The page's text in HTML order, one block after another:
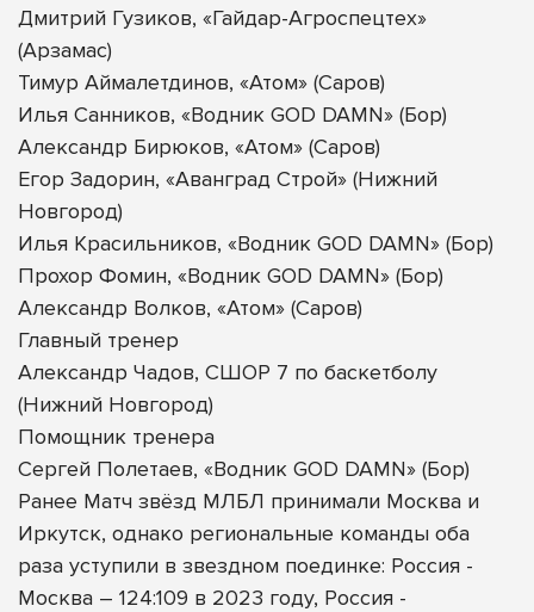
Дмитрий Гузиков, «Гайдар-Агроспецтех»
(Арзамас)
Тимур Аймалетдинов, «Атом» (Саров)
Илья Санников, «Водник GOD DAMN» (Бор)
Александр Бирюков, «Атом» (Саров)
Егор Задорин, «Аванград Строй» (Нижний
Новгород)
Илья Красильников, «Водник GOD DAMN» (Бор)
Прохор Фомин, «Водник GOD DAMN» (Бор)
Александр Волков, «Атом» (Саров)
Главный тренер
Александр Чадов, СШОР 7 по баскетболу
(Нижний Новгород)
Помощник тренера
Сергей Полетаев, «Водник GOD DAMN» (Бор)
Ранее Матч звёзд МЛБЛ принимали Москва и
Иркутск, однако региональные команды оба
раза уступили в звездном поединке: Россия -
Москва – 124:109 в 2023 году, Россия -